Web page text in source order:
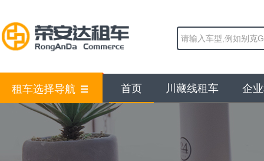
租车选择导航 首页 川藏线租车 企